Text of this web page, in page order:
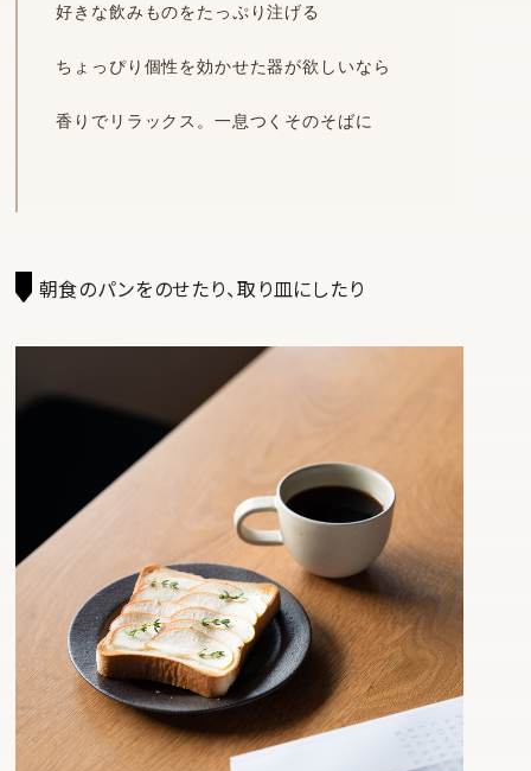
好きな飲みものをたっぷり注げる
ちょっぴり個性を効かせた器が欲しいなら
香りでリラックス。一息つくそのそばに
朝食のパンをのせたり、取り皿にしたり